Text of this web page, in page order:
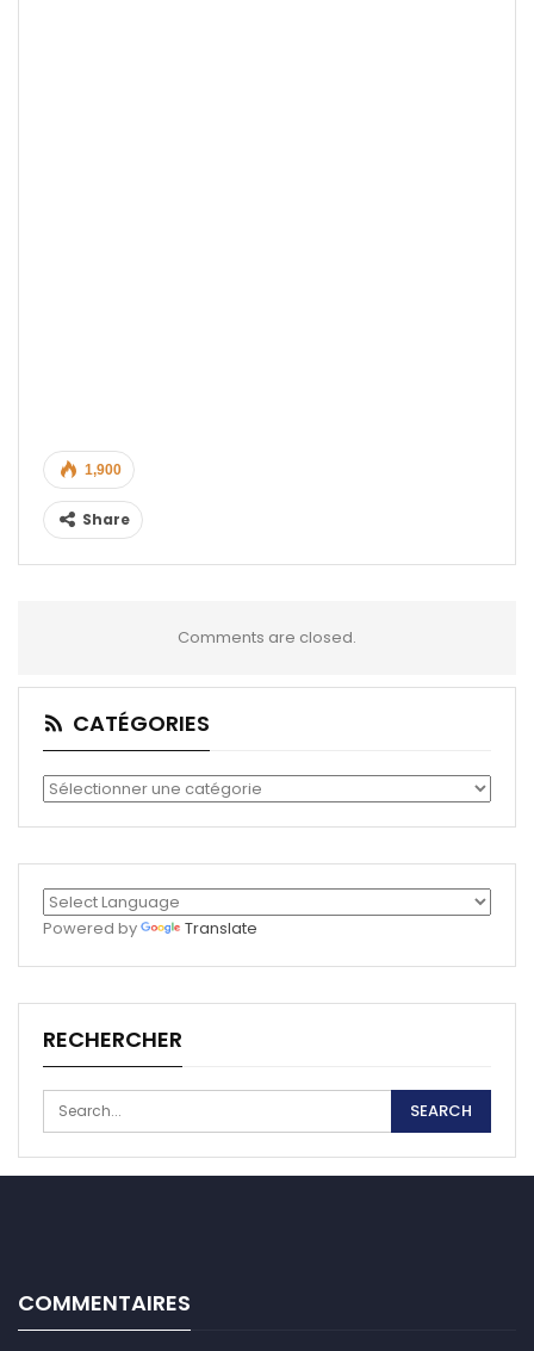
1,900
Share
Comments are closed.
CATÉGORIES
Catégories
Powered by Translate
RECHERCHER
COMMENTAIRES